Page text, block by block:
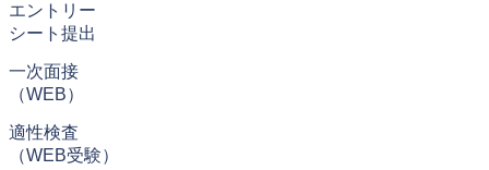
エントリー
シート提出
一次面接
（WEB）
適性検査
（WEB受験）